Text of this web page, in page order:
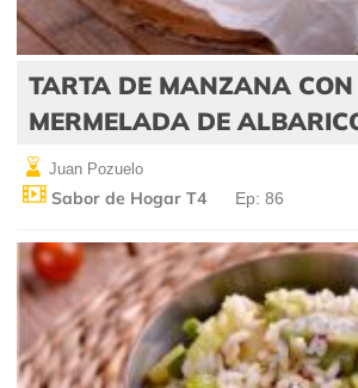
TARTA DE MANZANA CON
MERMELADA DE
Juan Pozuelo
Sabor de Hogar T4 Ep: 86